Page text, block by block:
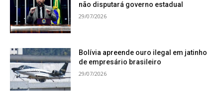
não disputará governo estadual
29/07/2026
Bolívia apreende ouro ilegal em jatinho
de empresário brasileiro
29/07/2026